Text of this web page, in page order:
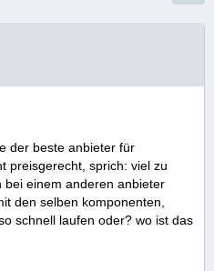
der beste anbieter für
preisgerecht, sprich: viel zu
einem anderen anbieter
den selben komponenten,
schnell laufen oder? wo ist das